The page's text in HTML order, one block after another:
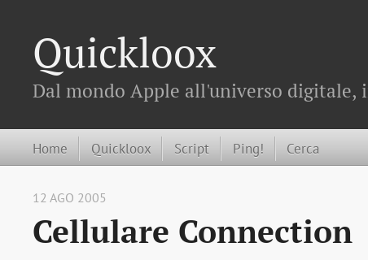
Quickloox
Dal mondo Apple all'universo digitale,
Home Quickloox Script Ping! Cerca
12 AGO 2005
Cellulare Connection